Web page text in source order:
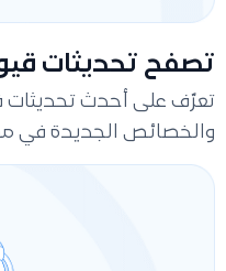
تصفح تحديثات
تعرّف على أحدث تحديثات
والخصائص الجديدة في